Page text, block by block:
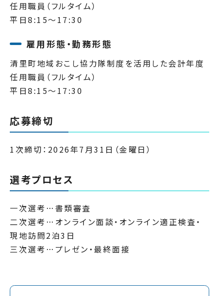
任用職員（フルタイム）
平日8:15～17:30
雇用形態・勤務形態
清里町地域おこし協力隊制度を活用した会計年度
任用職員（フルタイム）
平日8:15～17:30
応募締切
1次締切：2026年7月31日（金曜日）
選考プロセス
一次選考…書類審査
二次選考…オンライン面談・オンライン適正検査・
現地訪問2泊3日
三次選考…プレゼン・最終面接